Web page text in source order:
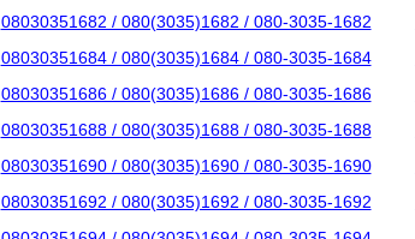
08030351682 / 080(3035)1682 / 080-3035-1682
08030351684 / 080(3035)1684 / 080-3035-1684
08030351686 / 080(3035)1686 / 080-3035-1686
08030351688 / 080(3035)1688 / 080-3035-1688
08030351690 / 080(3035)1690 / 080-3035-1690
08030351692 / 080(3035)1692 / 080-3035-1692